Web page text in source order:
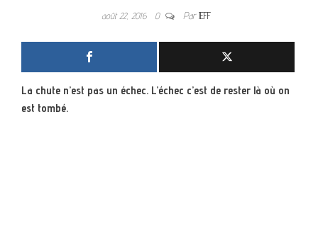
août 22, 2016 0 ParJEFF
La chute n’est pas un échec. L’échec c’est de rester là où on
est tombé.